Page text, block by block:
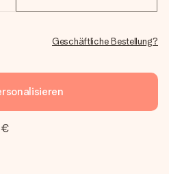
Geschäftliche Bestellung?
€